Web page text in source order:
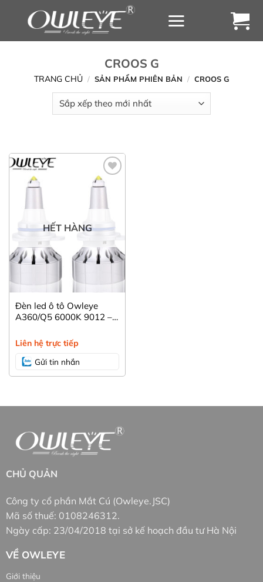
CROOS G
TRANG CHỦ / SẢN PHẨM PHIÊN BẢN / CROOS G
thích
HẾT HÀNG
Đèn led ô tô Owleye
A360/Q5 6000K 9012 –
Liên hệ trực tiếp
Gửi tin nhắn
CHỦ QUẢN
Công ty cổ phần Mắt Cú (Owleye.JSC)
Mã số thuế: 0108246312.
Ngày cấp: 23/04/2018 tại sở kế hoạch đầu tư Hà Nội
VỀ OWLEYE
Giới thiệu